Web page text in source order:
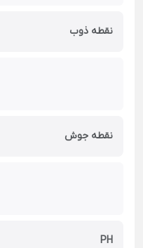
نقطه ذوب
نقطه جوش
PH